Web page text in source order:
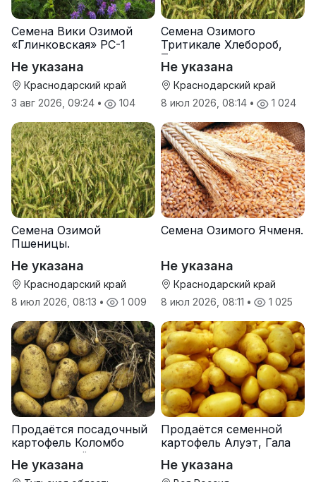
Семена Вики Озимой
«Глинковская» РС-1
Не указана
Краснодарский край
3 авг 2026, 09:24 • 104
Семена Озимого
Тритикале Хлебороб,
Тихон
Не указана
Краснодарский край
8 июл 2026, 08:14 • 1 024
Семена Озимой
Пшеницы.
Не указана
Краснодарский край
8 июл 2026, 08:13 • 1 009
Семена Озимого Ячменя.
Не указана
Краснодарский край
8 июл 2026, 08:11 • 1 025
Продаётся посадочный
картофель Коломбо
оптом от трёх тонн
Не указана
Продаётся семенной
картофель Алуэт, Гала
Не указана